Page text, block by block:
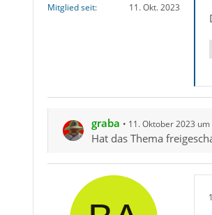
Mitglied seit
11. Okt. 2023
graba 11. Oktober 2023 um
Hat das Thema